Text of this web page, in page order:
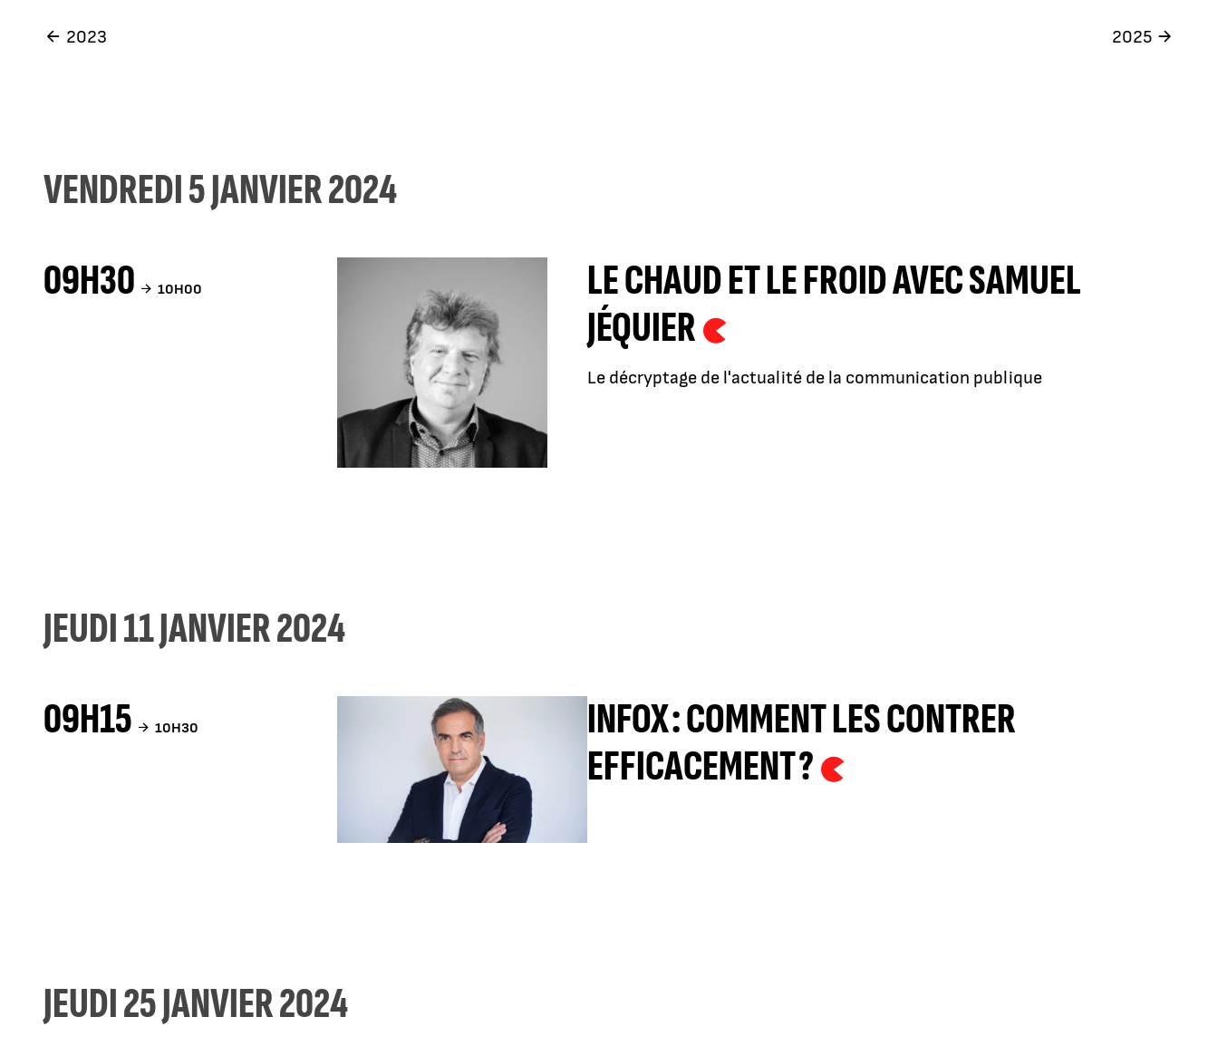
2023 2025
VENDREDI 5 JANVIER 2024
LE CHAUD ET LE FROID AVEC SAMUEL
JÉQUIER
09H30 10H00
Le décryptage de l'actualité de la communication publique
JEUDI 11 JANVIER 2024
INFOX : COMMENT LES CONTRER
EFFICACEMENT ?
09H15 10H30
JEUDI 25 JANVIER 2024